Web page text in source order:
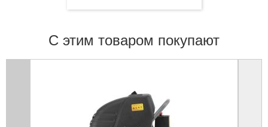
С этим товаром покупают